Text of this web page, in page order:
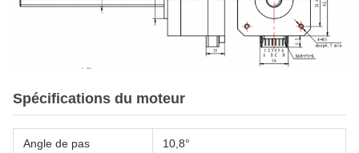
Spécifications du moteur
Angle de pas 10,8°